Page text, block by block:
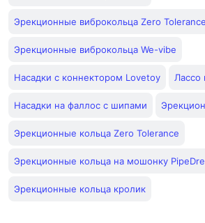
Эрекционные виброкольца Zero Tolerance
Эрекционные виброкольца We-vibe
Насадки с коннектором Lovetoy Лассо
Насадки на фаллос с шипами
Эрекционные кольца Zero Tolerance
Эрекционные кольца на мошонку
Эрекционные кольца кролик